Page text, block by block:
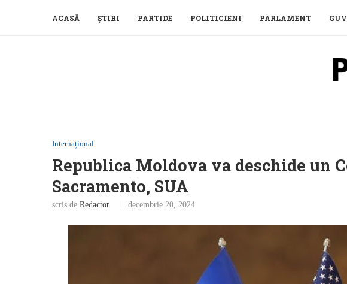
ACASĂ ȘTIRI PARTIDE POLITICIENI PARLAMENT
Internațional
Republica Moldova va deschide un
Sacramento, SUA
scris de Redactor decembrie 20, 2024